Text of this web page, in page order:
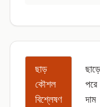
ছাড়
কৌশল
বিশ্লেষণ
পরে
দাম